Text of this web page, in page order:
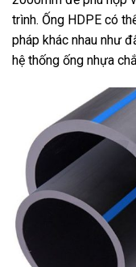
trình. Ống HDPE có
pháp khác nhau như
hệ thống ống nhựa